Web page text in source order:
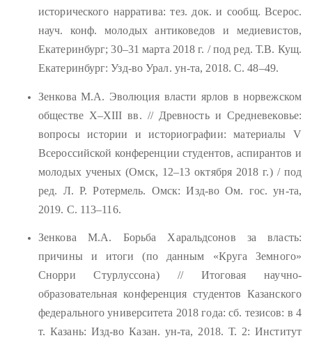
исторического нарратива: тез. док. и сообщ. Всерос.
науч. конф. молодых антиковедов и медиевистов,
Екатеринбург; 30–31 марта 2018 г. / под ред. Т.В. Кущ.
Екатеринбург: Узд-во Урал. ун-та, 2018. С. 48–49.
Зенкова М.А. Эволюция власти ярлов в норвежском
обществе X–XIII вв. // Древность и Средневековье:
вопросы истории и историографии: материалы V
Всероссийской конференции студентов, аспирантов и
молодых ученых (Омск, 12–13 октября 2018 г.) / под
ред. Л. Р. Ротермель. Омск: Изд-во Ом. гос. ун-та,
2019. С. 113–116.
Зенкова М.А. Борьба Харальдсонов за власть:
причины и итоги (по данным «Круга Земного»
Снорри Стурлуссона) // Итоговая научно-
образовательная конференция студентов Казанского
федерального университета 2018 года: сб. тезисов: в 4
т. Казань: Изд-во Казан. ун-та, 2018. Т. 2: Институт